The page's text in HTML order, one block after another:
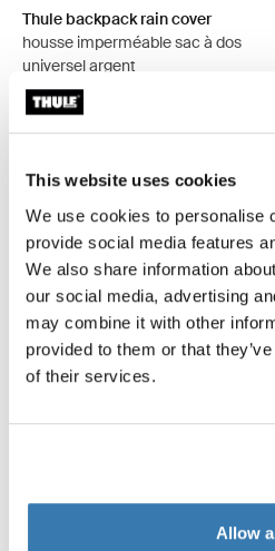
This website uses cookies
We use cookies to personalise
provide social media features
We also share information
our social media, advertising
may combine it with other
provided to them or that
of their services.
Allow
Thule backpack rain cover
housse imperméable sac à dos
universel argent
29,95 €
Toggle features
Toutes les
Toggle
Caractéristiques
Toggle overview
Commentaires